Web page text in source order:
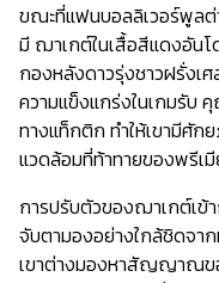
ขณะที่แฟนบอลลิเวอร์พูลต่
มี ฌาเกต์ในเสื้อสีแดงอัน
กองหลังดาวรุ่งชาวฝรั่งเ
ความแข็งแกร่งในเกมรับ
ทางแท็กติก ทำให้เขามีศัก
แวดล้อมที่ท้าทายของพรีเ
การปรับตัวของฌาเกต์เข้
จับตามองอย่างใกล้ชิดจา
เขาต่างมองหาสัญญาณข